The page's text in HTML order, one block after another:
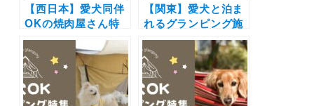
【西日本】愛犬同伴
OKの焼肉屋さん特
集！店内OKや愛犬
用メニューが揃うお
店を厳選
【関東】愛犬と泊ま
れるグランピング施
設17選！ドッグラン
付きや愛犬用温泉付
き＆豪華BBQを楽し
めるおすすめスポッ
トを紹介